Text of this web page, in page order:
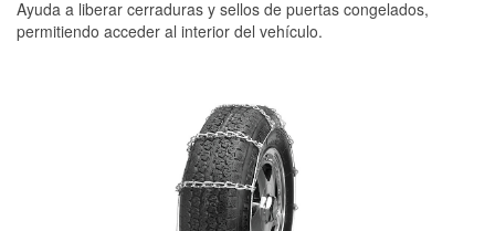
Ayuda a liberar cerraduras y sellos de puertas congelados,
permitiendo acceder al interior del vehículo.